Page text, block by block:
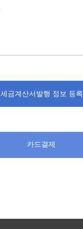
세금계산서발행 정보 등록
카드결제